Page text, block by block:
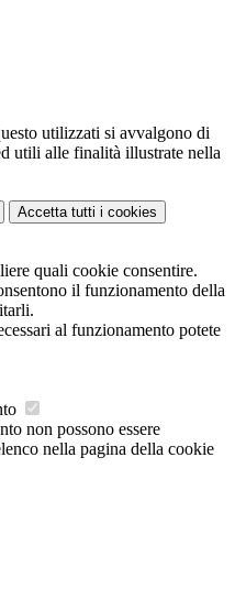
utilizzati si avvalgono di
utili alle finalità illustrate nella
Accetta tutti i cookies
quali cookie consentire.
il funzionamento della
al funzionamento potete
non possono essere
nella pagina della cookie